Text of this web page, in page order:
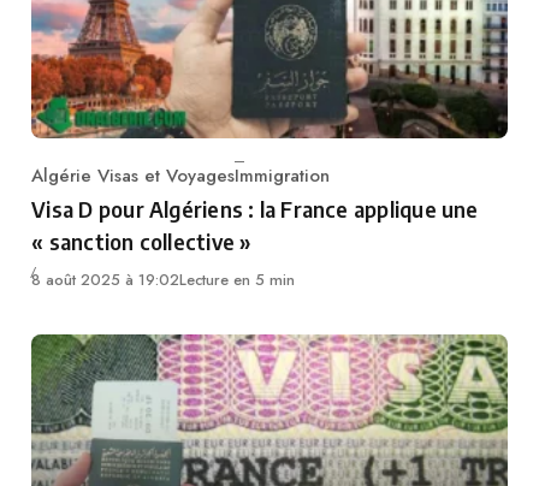
Category
Algérie Visas et VoyagesImmigration
Visa D pour Algériens : la France applique une
« sanction collective »
8 août 2025 à 19:02Lecture en 5 min